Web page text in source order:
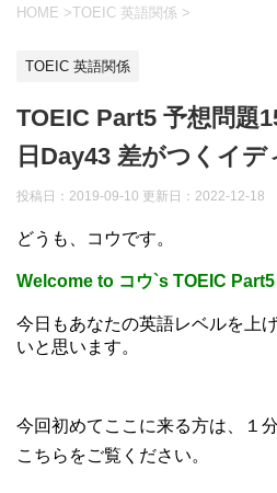
HOME >TOEIC 英語関係 >
TOEIC 英語関係
TOEIC Part5 予想問題
日Day43 差がつくイデ
投稿日：2019-09-10 更新日： 2022-12-18
どうも、コウです。
Welcome to コウ`s TOEIC Part5
今日もあなたの英語レベルを上
いと思います。
今回初めてここに来る方は、１
こちらをご覧ください。